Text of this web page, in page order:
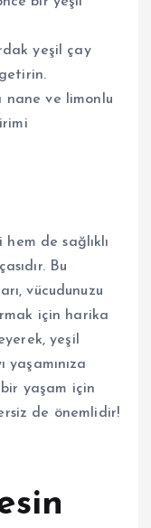
yeşil çay
nane ve limonlu
de sağlıklı
Bu
vücudunuzu
için harika
yeşil
bir yaşam için
de önemlidir!